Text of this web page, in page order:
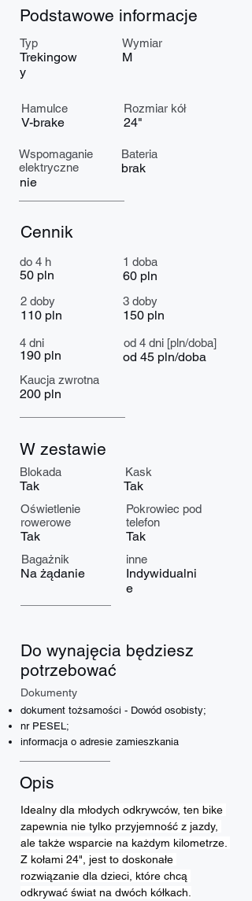
Podstawowe informacje
Typ
Trekingow
y
Wymiar
M
Hamulce
V-brake
Rozmiar kół
24"
Wspomaganie
elektryczne
nie
Bateria
brak
Cennik
50 pln
do 4 h
4 dni
190 pln
1 doba
60 pln
od 4 dni [pln/doba]
od 45 pln/doba
2 doby
110 pln
3 doby
150 pln
Kaucja zwrotna
200 pln
W zestawie
Blokada
Tak
Kask
Tak
Oświetlenie
rowerowe
Tak
Pokrowiec pod
telefon
Tak
Bagażnik
Na żądanie
inne
Indywidualni
e
Do wynajęcia będziesz
potrzebować
Dokumenty
dokument tożsamości - Dowód osobisty;
nr PESEL;
informacja o adresie zamieszkania
Opis
Idealny dla młodych odkrywców, ten bike
zapewnia nie tylko przyjemność z jazdy,
ale także wsparcie na każdym kilometrze.
Z kołami 24", jest to doskonałe
rozwiązanie dla dzieci, które chcą
odkrywać świat na dwóch kółkach.